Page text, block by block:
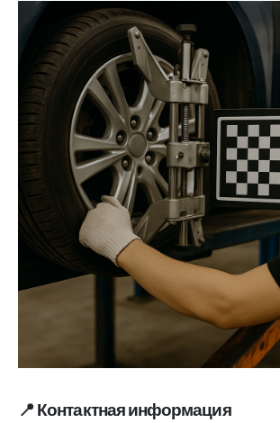
📍 Контактная информация